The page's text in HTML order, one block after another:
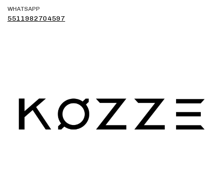
WHATSAPP
5511982704597